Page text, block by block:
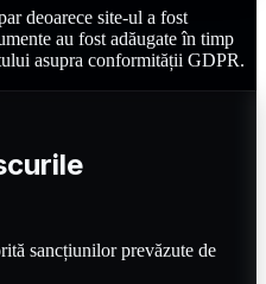
deoarece site-ul a fost
au fost adăugate în timp
asupra conformității GDPR.
sancțiunilor prevăzute de